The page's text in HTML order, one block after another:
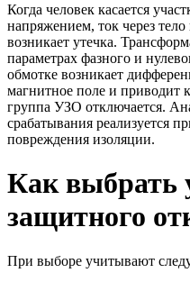
Когда человек касается
напряжением, ток через
возникает утечка.
параметрах фазного и
обмотке возникает
магнитное поле и приводит
группа УЗО отключается.
срабатывания реализуется
повреждения изоляции.
Как выбрать
защитного
При выборе учитывают